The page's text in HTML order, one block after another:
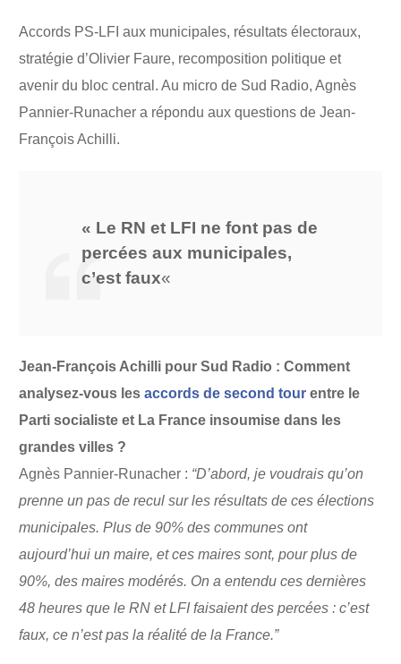
Accords PS-LFI aux municipales, résultats électoraux,
stratégie d’Olivier Faure, recomposition politique et
avenir du bloc central. Au micro de Sud Radio, Agnès
Pannier-Runacher a répondu aux questions de Jean-
François Achilli.
« Le RN et LFI ne font pas de
percées aux municipales,
c’est faux«
Jean-François Achilli pour Sud Radio : Comment
analysez-vous lesaccords de second tour entre le
Parti socialiste et La France insoumise dans les
grandes villes ?
Agnès Pannier-Runacher : “D’abord, je voudrais qu’on
prenne un pas de recul sur les résultats de ces élections
municipales. Plus de 90% des communes ont
aujourd’hui un maire, et ces maires sont, pour plus de
90%, des maires modérés. On a entendu ces dernières
48 heures que le RN et LFI faisaient des percées : c’est
faux, ce n’est pas la réalité de la France.”